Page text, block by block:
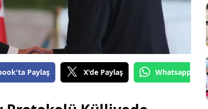
Paylaş X'de Paylaş Whatsapp'tan